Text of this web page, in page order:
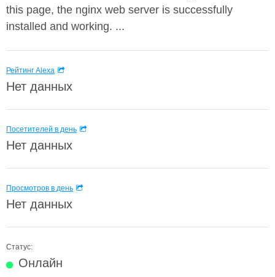
this page, the nginx web server is successfully
installed and working. ...
Рейтинг Alexa
Нет данных
Посетителей в день
Нет данных
Просмотров в день
Нет данных
Статус:
Онлайн